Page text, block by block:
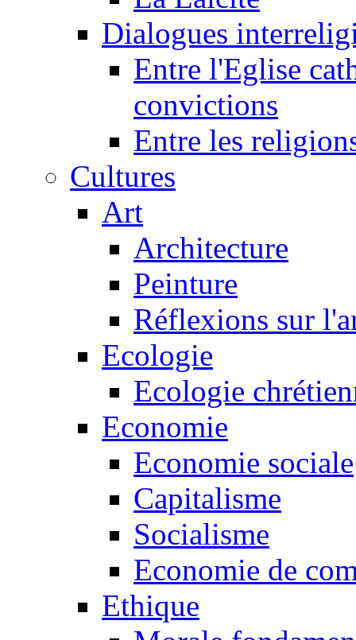
Dialogues
Entre l'Eglise
convictions
Entre les
Cultures
Art
Architecture
Peinture
Réflexions sur
Ecologie
Ecologie
Economie
Economie sociale
Capitalisme
Socialisme
Economie de
Ethique